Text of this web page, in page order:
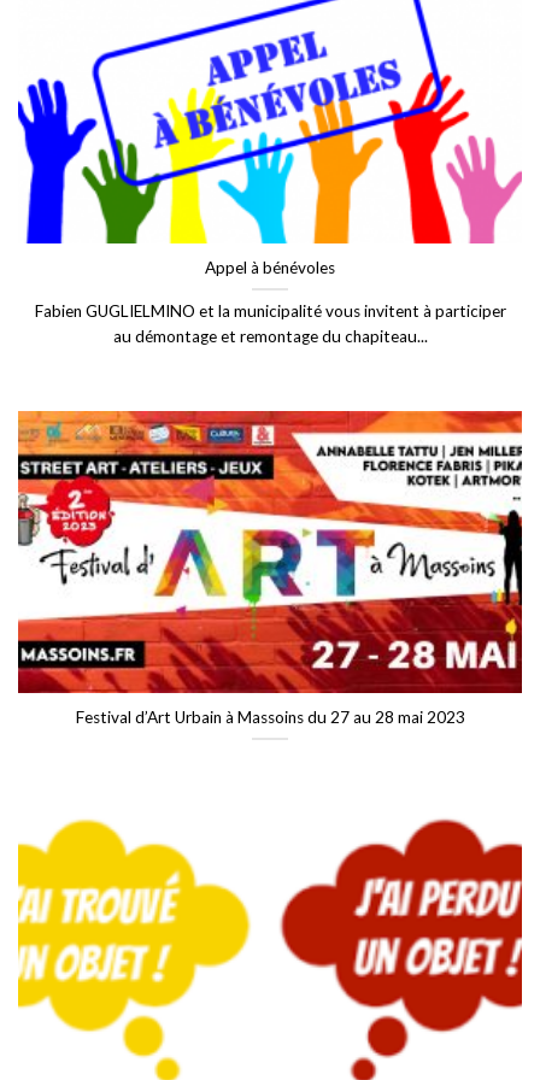
Appel à bénévoles
Fabien GUGLIELMINO et la municipalité vous invitent à participer
au démontage et remontage du chapiteau...
Festival d’Art Urbain à Massoins du 27 au 28 mai 2023